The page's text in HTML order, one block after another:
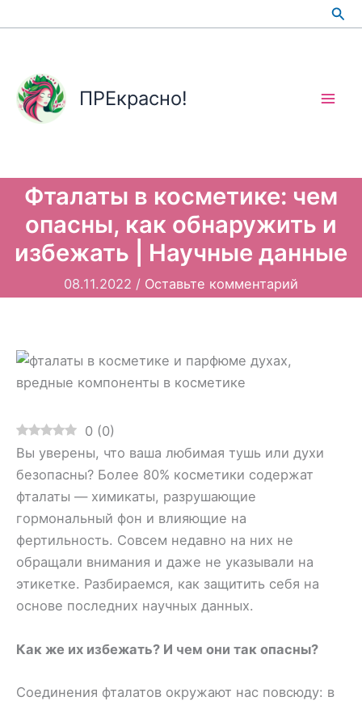
к
ПРЕкрасно!
Фталаты в косметике: чем
опасны, как обнаружить и
избежать | Научные данные
08.11.2022 / Оставьте комментарий
0 (0)
Вы уверены, что ваша любимая тушь или духи
безопасны? Более 80% косметики содержат
фталаты — химикаты, разрушающие
гормональный фон и влияющие на
фертильность. Совсем недавно на них не
обращали внимания и даже не указывали на
этикетке. Разбираемся, как защитить себя на
основе последних научных данных.
Как же их избежать? И чем они так опасны?
Соединения фталатов окружают нас повсюду: в